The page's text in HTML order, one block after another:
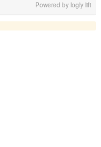
Powered bylogly lift